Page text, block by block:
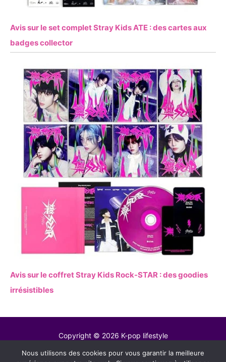
Avis sur le set complet Stray Kids ATE : des cartes aux
badges collector
Avis sur le coffret Stray Kids Rock-STAR : des goodies
irrésistibles
Copyright © 2026 K-pop lifestyle
Contact
Nous utilisons des cookies pour vous garantir la meilleure